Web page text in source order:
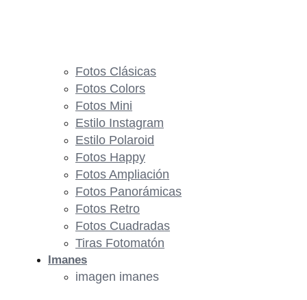
Fotos Clásicas
Fotos Colors
Fotos Mini
Estilo Instagram
Estilo Polaroid
Fotos Happy
Fotos Ampliación
Fotos Panorámicas
Fotos Retro
Fotos Cuadradas
Tiras Fotomatón
Imanes
imagen imanes